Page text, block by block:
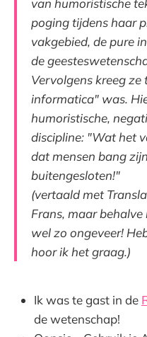
van humoristische
poging tijdens haar
vakgebied, de pure
de
Vervolgens kreeg
informatica" was.
humoristische,
discipline: "Wat het
dat mensen bang
buitengesloten!"
(vertaald met
Frans, maar
wel zo ongeveer!
hoor ik het graag.)
Ik was te gast in de
de wetenschap!